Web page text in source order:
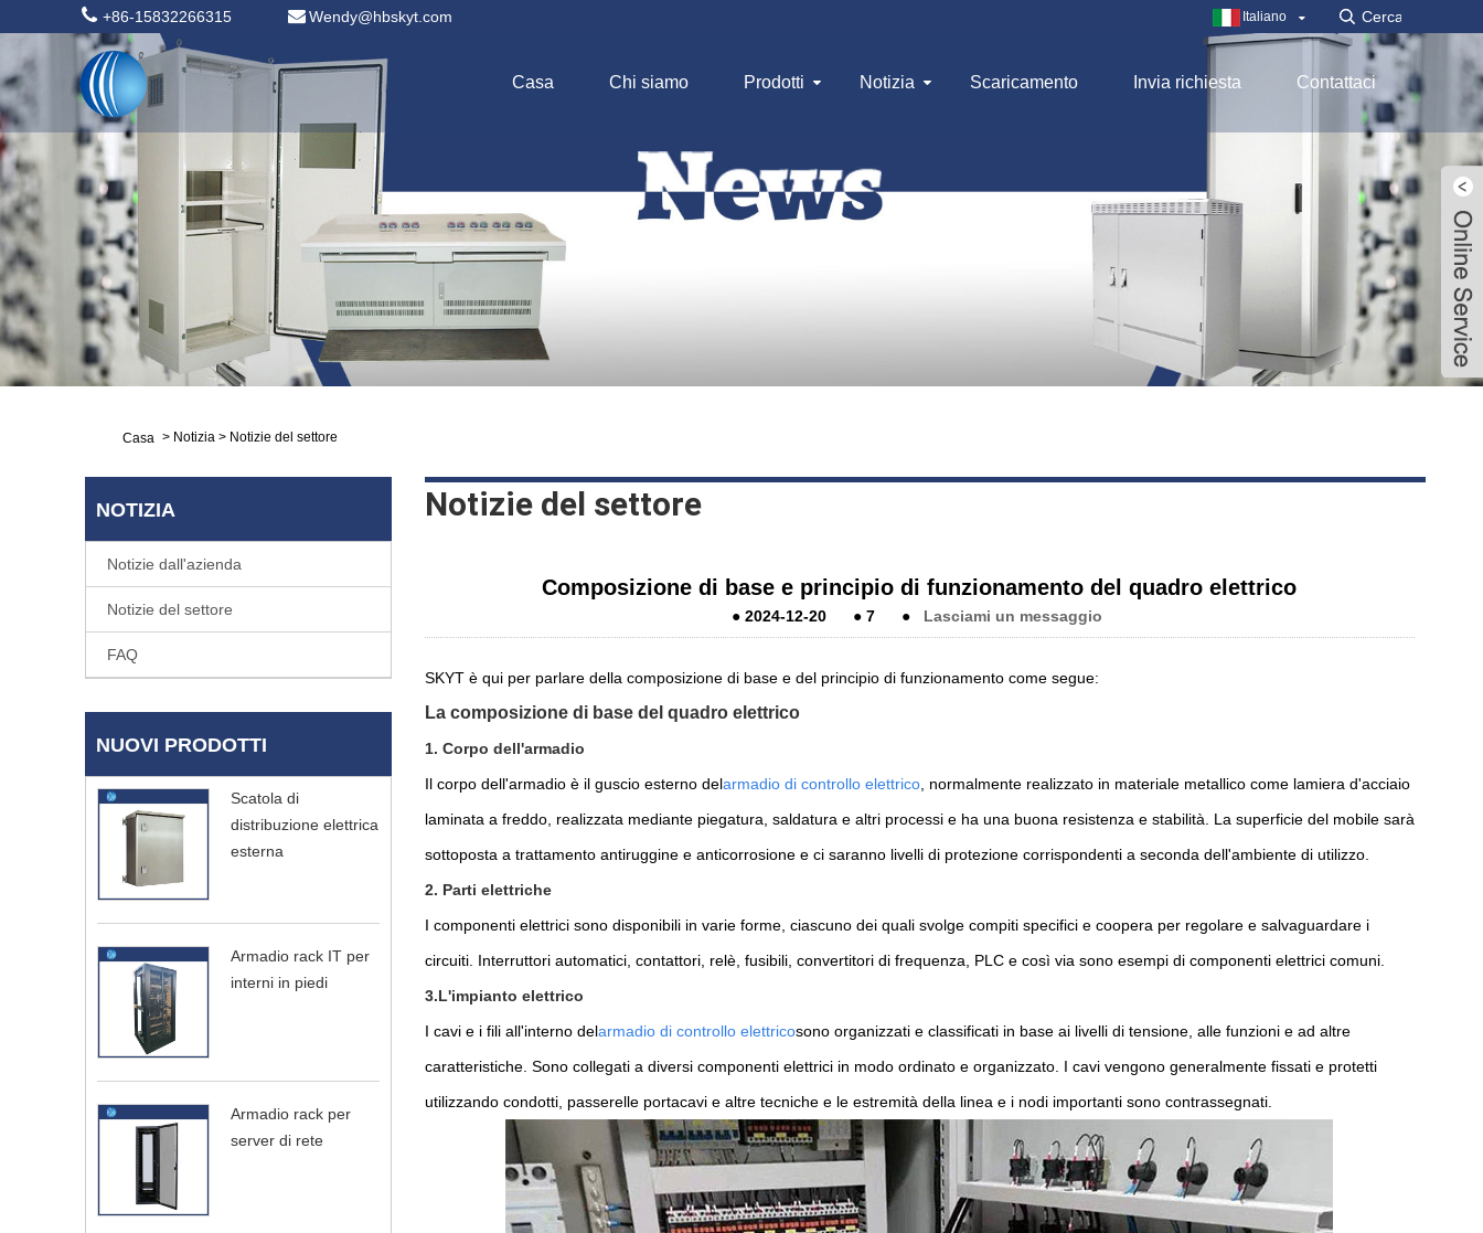
+86-15832266315 Wendy@hbskyt.com Italiano
Casa Chi siamo Prodotti Notizia Scaricamento Invia richiesta Contattaci
Casa > Notizia > Notizie del settore
NOTIZIA
Notizie dall'azienda
Notizie del settore
FAQ
NUOVI PRODOTTI
Scatola di
distribuzione elettrica
esterna
Armadio rack IT per
interni in piedi
Armadio rack per
server di rete
Notizie del settore
Composizione di base e principio di funzionamento del quadro elettrico
● 2024-12-20 ● 7 ● Lasciami un messaggio
SKYT è qui per parlare della composizione di base e del principio di funzionamento come segue:
La composizione di base del quadro elettrico
1. Corpo dell'armadio
Il corpo dell'armadio è il guscio esterno delarmadio di controllo elettrico, normalmente realizzato in materiale metallico come lamiera d'acciaio
laminata a freddo, realizzata mediante piegatura, saldatura e altri processi e ha una buona resistenza e stabilità. La superficie del mobile sarà
sottoposta a trattamento antiruggine e anticorrosione e ci saranno livelli di protezione corrispondenti a seconda dell'ambiente di utilizzo.
2. Parti elettriche
I componenti elettrici sono disponibili in varie forme, ciascuno dei quali svolge compiti specifici e coopera per regolare e salvaguardare i
circuiti. Interruttori automatici, contattori, relè, fusibili, convertitori di frequenza, PLC e così via sono esempi di componenti elettrici comuni.
3.L'impianto elettrico
I cavi e i fili all'interno delarmadio di controllo elettricosono organizzati e classificati in base ai livelli di tensione, alle funzioni e ad altre
caratteristiche. Sono collegati a diversi componenti elettrici in modo ordinato e organizzato. I cavi vengono generalmente fissati e protetti
utilizzando condotti, passerelle portacavi e altre tecniche e le estremità della linea e i nodi importanti sono contrassegnati.